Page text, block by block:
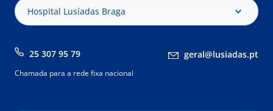
Hospital Lusíadas Braga
25 307 95 79 geral@lusiadas.pt
Chamada para a rede fixa nacional